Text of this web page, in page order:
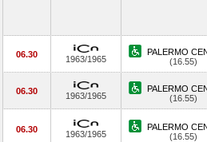
06.30 1963/1965
PALERMO
(16.55)
06.30 1963/1965
PALERMO
(16.55)
06.30 1963/1965
PALERMO
(16.55)